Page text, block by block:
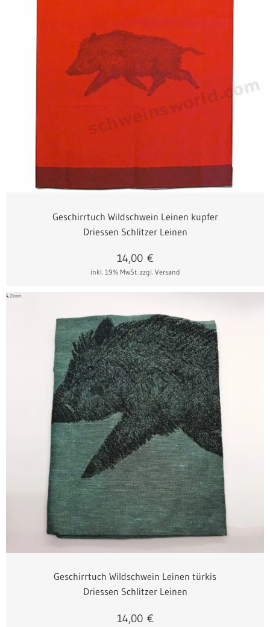
Geschirrtuch Wildschwein Leinen kupfer
Driessen Schlitzer Leinen
inkl. 19% MwSt. zzgl. Versand
14,00€
Geschirrtuch Wildschwein Leinen türkis
Driessen Schlitzer Leinen
14,00€